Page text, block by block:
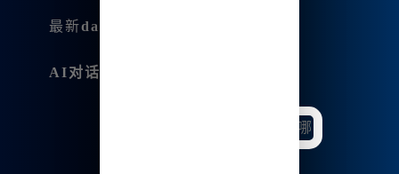
最新dalle-3
AI对话和音乐生成